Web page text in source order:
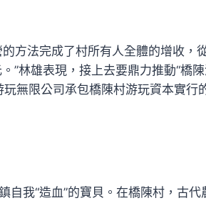
方法完成了村所有人全體的增收，
”林雄表現，接上去要鼎力推動“橋
無限公司承包橋陳村游玩資本實行
自我“造血”的寶貝。在橋陳村，古